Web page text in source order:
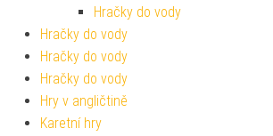
Hračky do vody
Hračky do vody
Hračky do vody
Hračky do vody
Hry v angličtině
Karetní hry